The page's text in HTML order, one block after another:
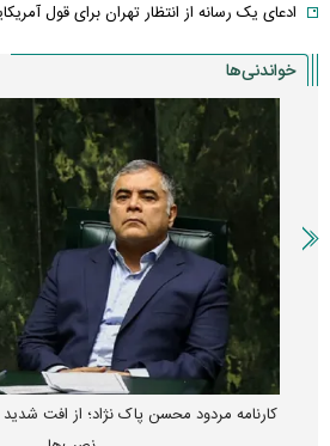
ادعای یک رسانه از انتظار تهران برای قول
خواندنی‌ها
کارنامه مردود محسن پاک‌ نژاد؛ از افت شدید